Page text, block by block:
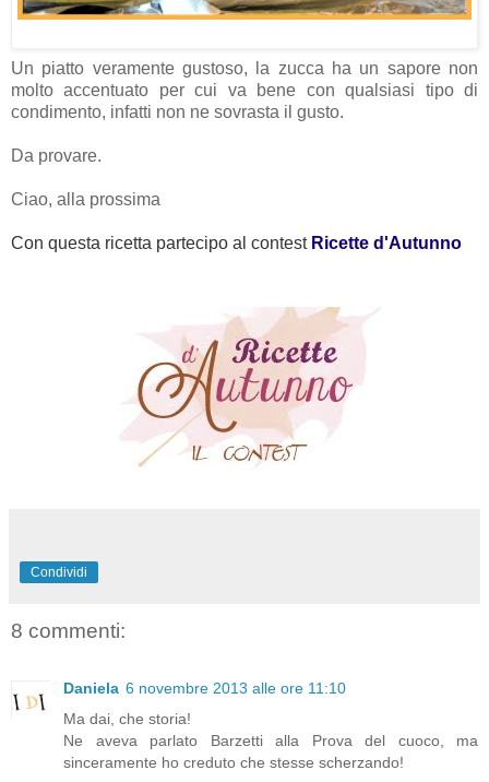
Un piatto veramente gustoso, la zucca ha un sapore non
molto accentuato per cui va bene con qualsiasi tipo di
condimento, infatti non ne sovrasta il gusto.
Da provare.
Ciao, alla prossima
Con questa ricetta partecipo al contest Ricette d'Autunno
Condividi
8 commenti:
Daniela 6 novembre 2013 alle ore 11:10
Ma dai, che storia!
Ne aveva parlato Barzetti alla Prova del cuoco, ma
sinceramente ho creduto che stesse scherzando!